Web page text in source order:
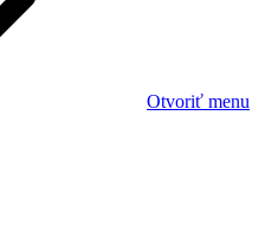
Otvoriť menu